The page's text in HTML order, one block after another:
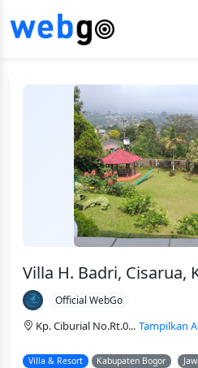
Villa H. Badri, Cisarua,
Official WebGo
Kp. Ciburial No.Rt.0... Tampilkan
Villa & Resort Kabupaten Bogor